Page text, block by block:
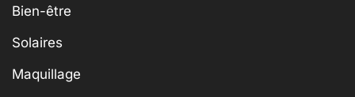
Bien-être
Solaires
Maquillage